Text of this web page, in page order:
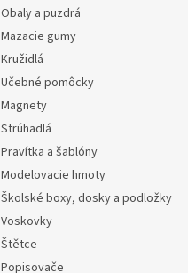
Obaly a puzdrá
Mazacie gumy
Kružidlá
Učebné pomôcky
Magnety
Strúhadlá
Pravítka a šablóny
Modelovacie hmoty
Školské boxy, dosky a podložky
Voskovky
Štětce
Popisovače